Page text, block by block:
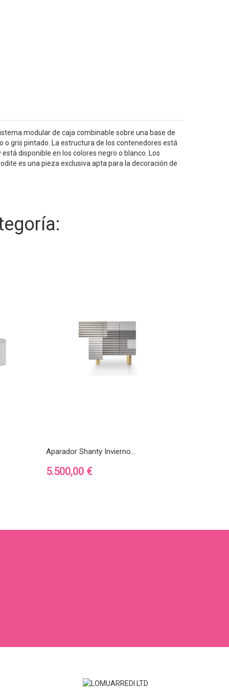
modular de caja combinable sobre una base de
gris pintado. La estructura de los contenedores está
disponible en los colores negro o blanco. Los
es una pieza exclusiva apta para la decoración de
Aparador Shanty Invierno...
Precio
5.500,00 €